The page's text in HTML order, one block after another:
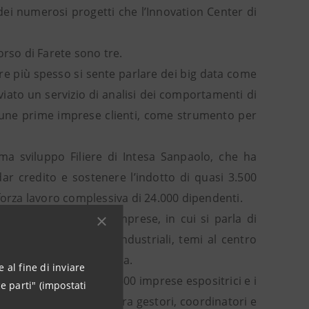
al fine di inviare
parti" (impostati
numerosi progetti che l’Innovation Center di
di Farete sono tre.
più spesso si sente parlare dei big data come
un servizio di analisi dei comportamenti di
prime imprese clienti, come strumento per
sviluppo Filiere di Intesa Sanpaolo, che ha
credito e sostenere l’indotto di quasi 3.500
lavoro complessiva di 24.000 dipendenti.
per il futuro delle imprese, in cui si parla di
dei complessi industriali, temi al centro
di recente a Bologna.
stand, dove le oltre 600 imprese espositrici e i
presenza di oltre 40 tra gestori, coordinatori e